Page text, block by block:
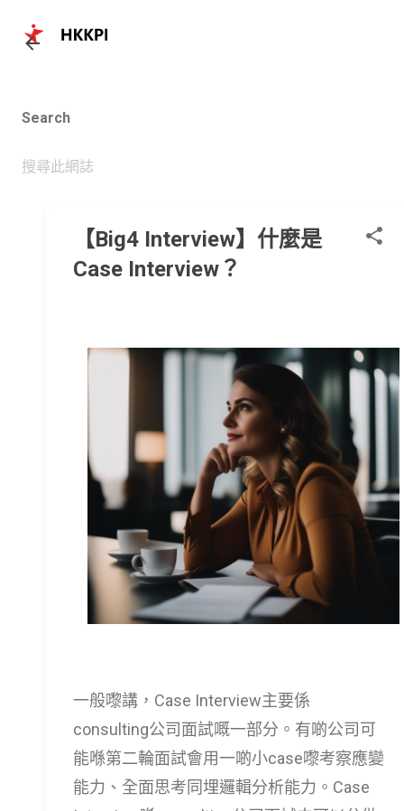
Search
【Big4 Interview】什麼是
Case Interview？
一般嚟講，Case Interview主要係
consulting公司面試嘅一部分。有啲公司可
能喺第二輪面試會用一啲小case嚟考察應變
能力、全面思考同埋邏輯分析能力。Case